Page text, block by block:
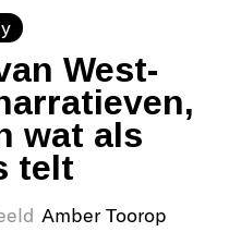
West-
wat als
telt
Amber Toorop